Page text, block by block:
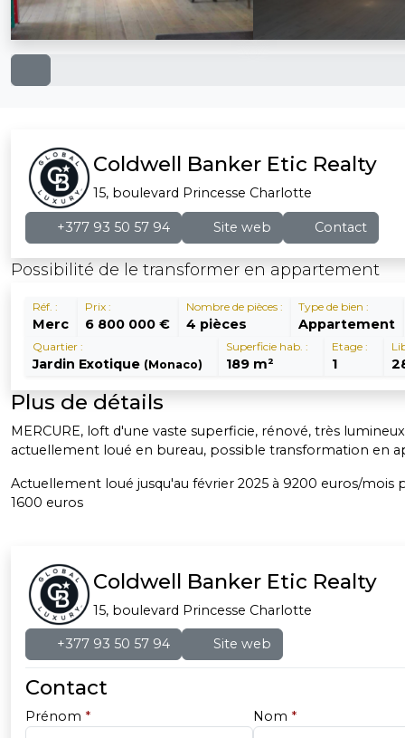
Coldwell Banker Etic Realty
15, boulevard Princesse Charlotte
+377 93 50 57 94 Site web Contact
Possibilité de le transformer en appartement
Réf. :
Merc
Prix :
6 800 000 €
Nombre de pièces :
4 pièces
Type de bien :
Appartement
Quartier :
Jardin Exotique (Monaco)
Superficie hab. :
189 m²
Etage :
1
Plus de détails
MERCURE, loft d'une vaste superficie, rénové, très
actuellement loué en bureau, possible transformation en
Actuellement loué jusqu'au février 2025 à 9200 euros/mois
1600 euros
Coldwell Banker Etic Realty
15, boulevard Princesse Charlotte
+377 93 50 57 94 Site web
Contact
Prénom * Nom *